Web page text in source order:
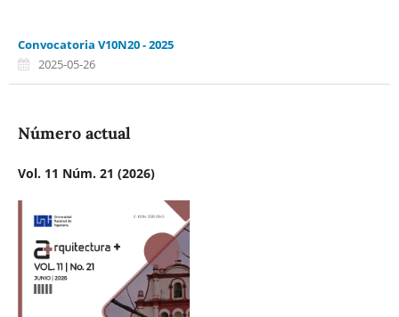
Convocatoria V10N20 - 2025
2025-05-26
Número actual
Vol. 11 Núm. 21 (2026)